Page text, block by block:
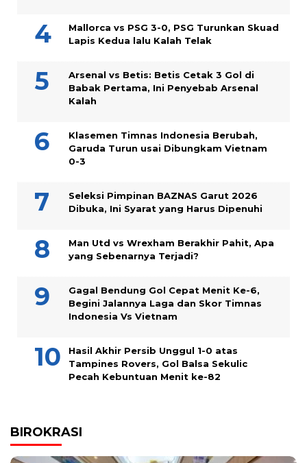
Mallorca vs PSG 3-0, PSG Turunkan Skuad
Lapis Kedua lalu Kalah Telak
Arsenal vs Betis: Betis Cetak 3 Gol di
Babak Pertama, Ini Penyebab Arsenal
Kalah
Klasemen Timnas Indonesia Berubah,
Garuda Turun usai Dibungkam Vietnam
0-3
Seleksi Pimpinan BAZNAS Garut 2026
Dibuka, Ini Syarat yang Harus Dipenuhi
Man Utd vs Wrexham Berakhir Pahit, Apa
yang Sebenarnya Terjadi?
Gagal Bendung Gol Cepat Menit Ke-6,
Begini Jalannya Laga dan Skor Timnas
Indonesia Vs Vietnam
Hasil Akhir Persib Unggul 1-0 atas
Tampines Rovers, Gol Balsa Sekulic
Pecah Kebuntuan Menit ke-82
BIROKRASI